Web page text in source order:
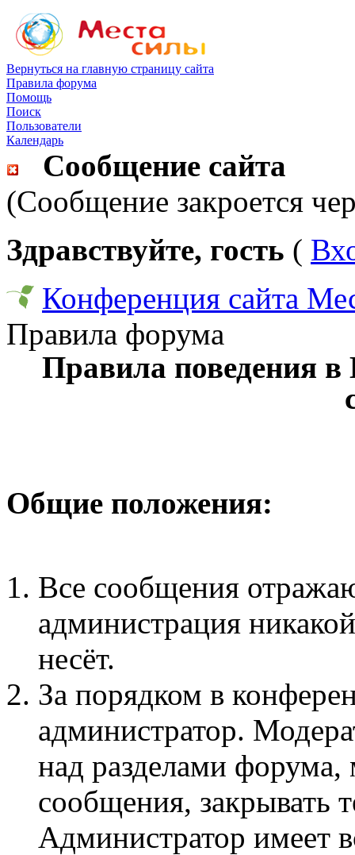
Вернуться на главную страницу сайта
Правила форума
Помощь
Поиск
Пользователи
Календарь
Сообщение сайта
(Сообщение закроется
Здравствуйте, гость (
Конференция сайта
Правила форума
Правила поведения
Общие положения:
Все сообщения
администрация
несёт.
За порядком в
администратор.
над разделами форума,
сообщения, закрывать
Администратор имеет